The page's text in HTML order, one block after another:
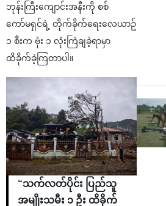
ဘုန်းကြီးကျောင်းအနီးကို စစ်
ကော်မရှင်ရဲ့ တိုက်ခိုက်ရေးလေယာဥ်
၁ စီးက ဗုံး ၁ လုံးကြဲချခဲ့ရာမှာ
ထိခိုက်ခဲ့ကြတာပါ။
“သက်လတ်ပိုင်း ပြည်သူ
အမျိုးသမီး ၁ ဦး ထိခိုက်